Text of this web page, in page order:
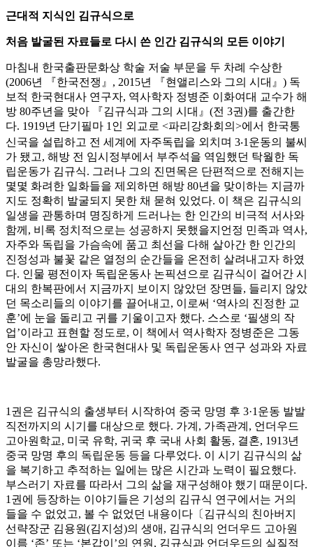
근대적 지식인 김규식으로
처음 발굴된 자료들로 다시 쓴 인간 김규식의 모든 이야기
마침내 한국출판문화상 학술 저술 부문을 두 차례 수상한
(2006년 『한국전쟁』, 2015년 『현앨리스와 그의 시대』) 독
보적 한국현대사 연구자, 역사학자 정병준 이화여대 교수가 해
방 80주년을 맞아 『김규식과 그의 시대』(전 3권)를 출간한
다. 1919년 단기필마 1인 외교로 <파리강화회의>에서 한국통
신국을 설립하고 전 세계에 자주독립을 외치며 3‧1운동의 불씨
가 됐고, 해방 전 임시정부에서 부주석을 역임했던 탁월한 독
립운동가 김규식. 그러나 그의 진면목은 단편적으로 전해지는
몇몇 화려한 일화들을 제외하면 해방 80년을 맞이하는 지금까
지도 정확히 발굴되지 못한 채 묻혀 있었다. 이 책은 김규식의
일생을 관통하며 명징하게 드러나는 한 인간의 비극적 서사와
함께, 비록 정치적으로는 성공하지 못했을지언정 민족과 역사,
자주와 독립을 가슴속에 품고 최선을 다해 살아간 한 인간의
진정성과 불꽃 같은 열정의 순간들을 온전히 살려내고자 하였
다. 인물 평전이자 독립운동사 논픽션으로 김규식이 걸어간 시
대의 한복판에서 지금까지 보이지 않았던 장면들, 들리지 않았
던 목소리들의 이야기를 끌어내고, 이로써 ‘역사의 진정한 교
훈’에 눈을 돌리고 귀를 기울이고자 했다. 스스로 ‘필생의 작
업’이라고 표현할 정도로, 이 책에서 역사학자 정병준은 그동
안 자신이 쌓아온 한국현대사 및 독립운동사 연구 성과와 자료
발굴을 총망라했다.
1권은 김규식의 출생부터 시작하여 중국 망명 후 3·1운동 발발
직전까지의 시기를 대상으로 했다. 가계, 가족관계, 언더우드
고아원학교, 미국 유학, 귀국 후 국내 사회 활동, 결혼, 1913년
중국 망명 후의 독립운동 등을 다루었다. 이 시기 김규식의 삶
을 복기하고 추적하는 일에는 많은 시간과 노력이 필요했다.
부스러기 자료를 따라서 그의 삶을 재구성해야 했기 때문이다.
1권에 등장하는 이야기들은 기성의 김규식 연구에서는 거의
들을 수 없었고, 볼 수 없었던 내용이다〔김규식의 친아버지
선략장군 김용원(김지성)의 생애, 김규식의 언더우드 고아원
이름 ‘존’ 또는 ‘본갑이’의 연원, 김규식과 언더우드의 실질적